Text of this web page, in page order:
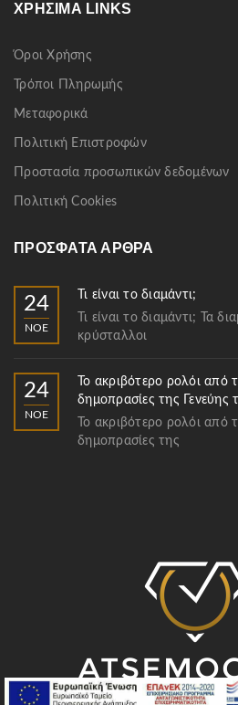
ΧΡΉΣΙΜΑ LINKS
Όροι Χρήσης
Τρόποι Πληρωμής
Μεταφορικά
Πολιτική Επιστροφών
Προστασία προσωπικών δεδομένων
Πολιτική Cookies
ΠΡΌΣΦΑΤΑ ΆΡΘΡΑ
24
ΝΟΈ
Τι είναι το διαμάντι;
Τι είναι το διαμάντι; Τα
κρύσταλλοι
24
ΝΟΈ
Το ακριβότερο ρολόι από
δημοπρασίες της Γενεύης
Το ακριβότερο ρολόι από
δημοπρασίες της